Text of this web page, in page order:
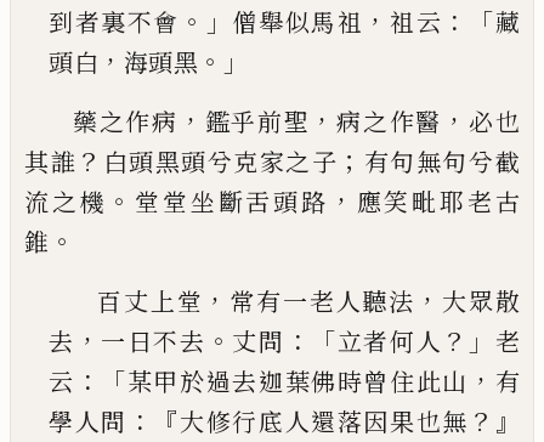
到者裏不會 。」 僧舉似馬祖 ， 祖云 ：「藏
頭白 ， 海頭黑 。」
藥之作病 ， 鑑乎前聖 ，病之作醫 ， 必也
其誰 ？ 白頭黑頭兮克家之子 ； 有句無句兮截
流之機 。 堂堂坐斷舌頭路 ， 應笑毗耶老古
錐 。
百丈上堂 ， 常有一老人聽法 ， 大眾散
去 ， 一日不去 。 丈問 ：「立者何人 ？」 老
云 ：「某甲於過去迦葉佛時曾住此山 ， 有
學人問 ：『大修行底人還落因果也無 ？』